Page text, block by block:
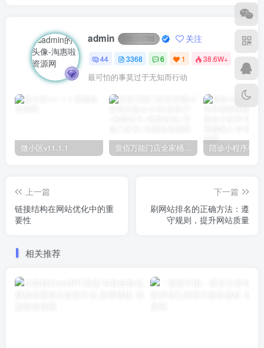
admin 65785 关注
44 3368 6 1 38.6W+
最可怕的事莫过于无知而行动
微小区v11.1.1 壹佰万能门店全家桶10套独立版v2.6.68(​多商户+智能名片+智慧轻站+万能门店等)
上一篇
链接结构在网站优化中的重
要性
下一篇
刷网站排名的正确方法：遵
守规则，提升网站质量
相关推荐